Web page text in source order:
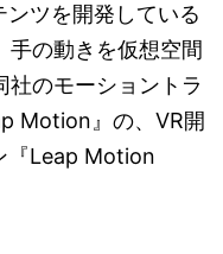
ンツを開発している
手の動きを仮想空間
社のモーショントラ
Motion』の、VR開
『Leap Motion